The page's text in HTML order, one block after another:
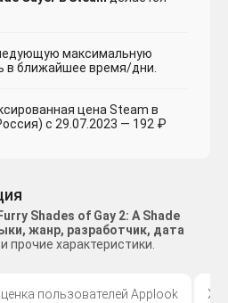
максимальную
в ближайшее время/дни.
цена Steam в
с 29.07.2023 — 192 ₽
Shades of Gay 2: A Shade
жанр, разработчик, дата
и прочие характеристики.
пользователей Applook